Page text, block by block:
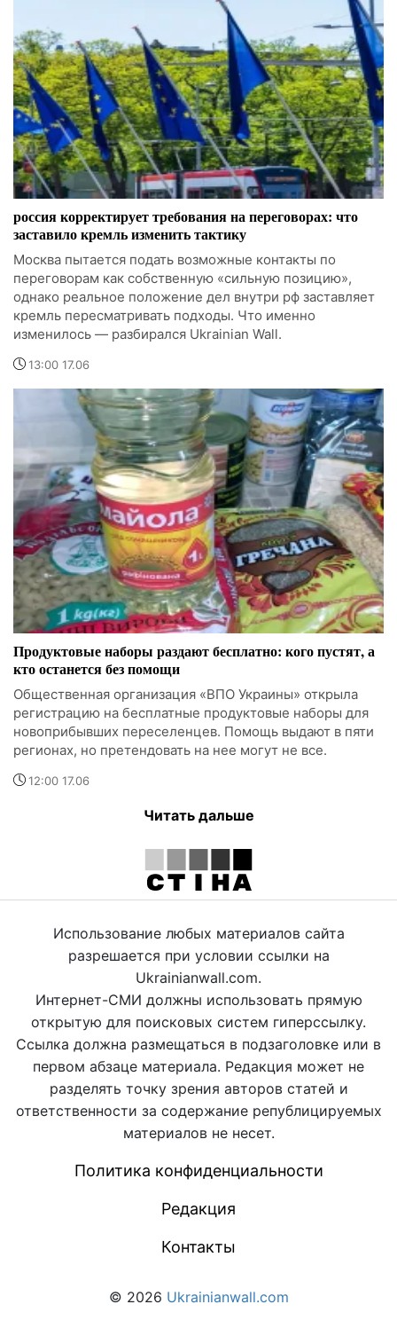
россия корректирует требования на переговорах: что
заставило кремль изменить тактику
Москва пытается подать возможные контакты по
переговорам как собственную «сильную позицию»,
однако реальное положение дел внутри рф заставляет
кремль пересматривать подходы. Что именно
изменилось — разбирался Ukrainian Wall.
13:00 17.06
Продуктовые наборы раздают бесплатно: кого пустят, а
кто останется без помощи
Общественная организация «ВПО Украины» открыла
регистрацию на бесплатные продуктовые наборы для
новоприбывших переселенцев. Помощь выдают в пяти
регионах, но претендовать на нее могут не все.
12:00 17.06
Читать дальше
Использование любых материалов сайта
разрешается при условии ссылки на
Ukrainianwall.com.
Интернет-СМИ должны использовать прямую
открытую для поисковых систем гиперссылку.
Ссылка должна размещаться в подзаголовке или в
первом абзаце материала. Редакция может не
разделять точку зрения авторов статей и
ответственности за содержание републицируемых
материалов не несет.
Политика конфиденциальности
Редакция
Контакты
© 2026 Ukrainianwall.com